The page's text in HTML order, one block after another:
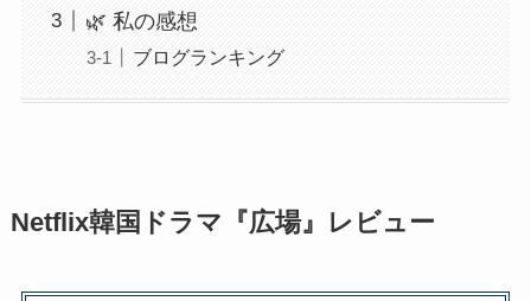
🌿 私の感想
ブログランキング
Netflix韓国ドラマ『広場』レビュー